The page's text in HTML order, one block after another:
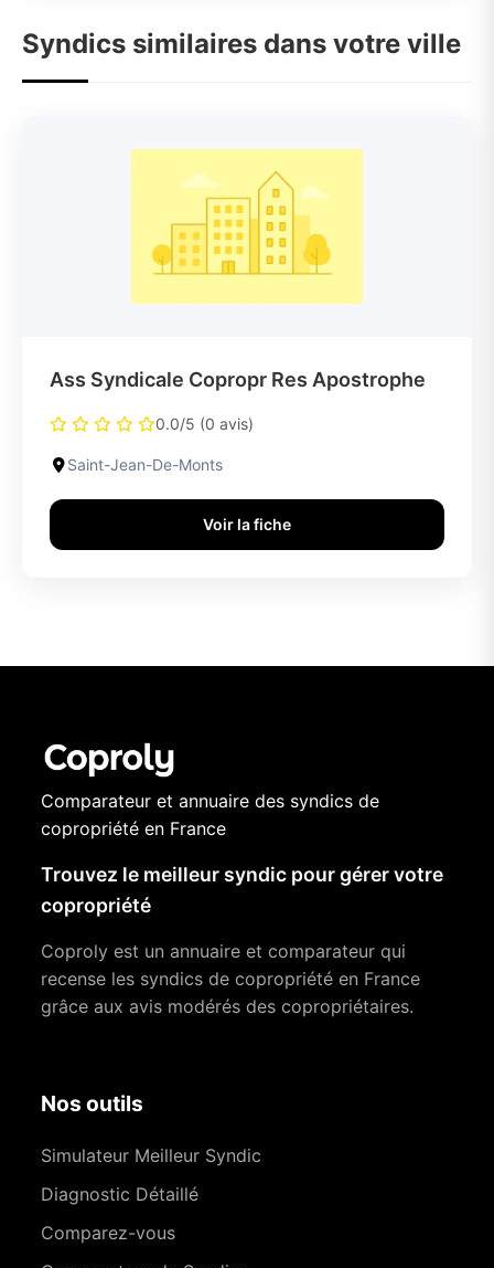
Syndics similaires dans votre ville
Ass Syndicale Copropr Res Apostrophe
0.0/5 (0 avis)
Saint-Jean-De-Monts
Voir la fiche
Comparateur et annuaire des syndics de
copropriété en France
Trouvez le meilleur syndic pour gérer votre
copropriété
Coproly est un annuaire et comparateur qui
recense les syndics de copropriété en France
grâce aux avis modérés des copropriétaires.
Nos outils
Simulateur Meilleur Syndic
Diagnostic Détaillé
Comparez-vous